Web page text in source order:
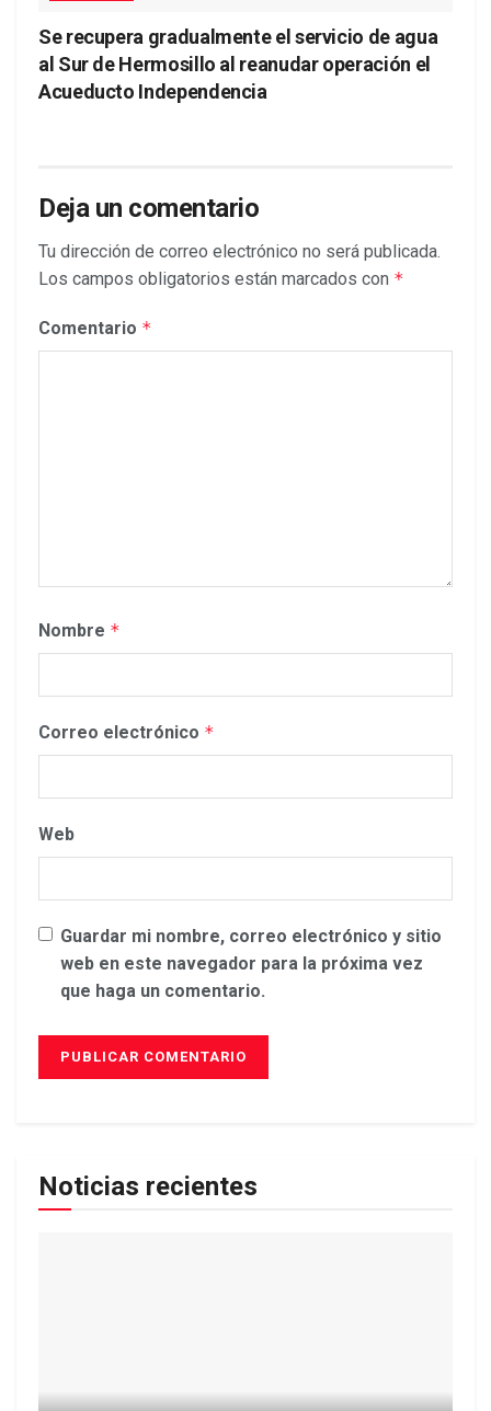
Se recupera gradualmente el servicio de agua
al Sur de Hermosillo al reanudar operación el
Acueducto Independencia
Deja un comentario
Tu dirección de correo electrónico no será publicada.
Los campos obligatorios están marcados con *
Comentario *
Nombre *
Correo electrónico *
Web
Guardar mi nombre, correo electrónico y sitio
web en este navegador para la próxima vez
que haga un comentario.
Noticias recientes